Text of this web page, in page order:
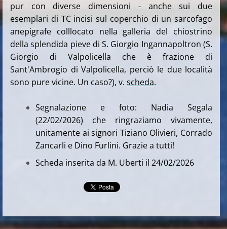
pur con diverse dimensioni - anche sui due
esemplari di TC incisi sul coperchio di un sarcofago
anepigrafe colllocato nella galleria del chiostrino
della splendida pieve di S. Giorgio Ingannapoltron (S.
Giorgio di Valpolicella che è frazione di
Sant'Ambrogio di Valpolicella, perciò le due località
sono pure vicine. Un caso?), v. scheda.
Segnalazione e foto: Nadia Segala
(22/02/2026) che ringraziamo vivamente,
unitamente ai signori Tiziano Olivieri, Corrado
Zancarli e Dino Furlini. Grazie a tutti!
Scheda inserita da M. Uberti il 24/02/2026